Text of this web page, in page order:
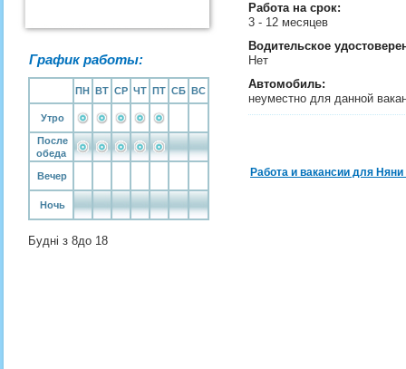
График работы:
ПН ВТ СР ЧТ ПТ СБ ВС
Утро
После
обеда
Вечер
Ночь
Будні з 8до 18
Работа на срок:
3 - 12 месяцев
Водительское
Нет
Автомобиль:
неуместно для данной
Работа и вакансии для